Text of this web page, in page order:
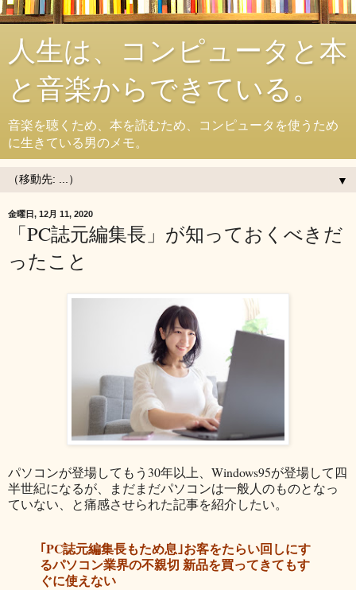
人生は、コンピュータと本
と音楽からできている。
音楽を聴くため、本を読むため、コンピュータを使うため
に生きている男のメモ。
▼
金曜日, 12月 11, 2020
「PC誌元編集長」が知っておくべきだ
ったこと
パソコンが登場してもう30年以上、Windows95が登場して四
半世紀になるが、まだまだパソコンは一般人のものとなっ
ていない、と痛感させられた記事を紹介したい。
｢PC誌元編集長もため息｣お客をたらい回しにす
るパソコン業界の不親切 新品を買ってきてもす
ぐに使えない